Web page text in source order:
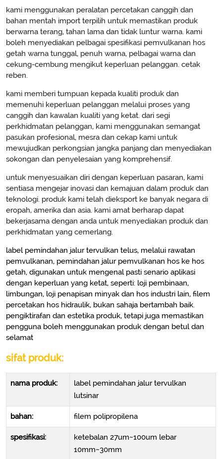
kami menggunakan peralatan percetakan canggih dan
bahan mentah import terpilih untuk memastikan produk
berwarna terang, tahan lama dan tidak luntur warna. kami
boleh menyediakan pelbagai spesifikasi pemvulkanan hos
getah warna tunggal, penuh warna, pelbagai warna dan
cekung-cembung mengikut keperluan pelanggan. cetak
reben.
kami memberi tumpuan kepada kualiti produk dan
memenuhi keperluan pelanggan melalui proses yang
canggih dan kawalan kualiti yang ketat. dari segi
perkhidmatan pelanggan, kami menggunakan semangat
pasukan profesional, mesra dan cekap kami untuk
mewujudkan perkongsian jangka panjang dan menyediakan
sokongan dan penyelesaian yang komprehensif.
untuk menyesuaikan diri dengan keperluan pasaran, kami
sentiasa mengejar inovasi dan kemajuan dalam produk dan
teknologi. produk kami telah dieksport ke banyak negara di
eropah, amerika dan asia. kami amat berharap dapat
bekerjasama dengan anda untuk menyediakan produk dan
perkhidmatan yang cemerlang.
label pemindahan jalur tervulkan telus, melalui rawatan
pemvulkanan, pemindahan jalur pemvulkanan hos ke hos
getah, digunakan untuk mengenal pasti senario aplikasi
dengan keperluan yang ketat, seperti: loji pembinaan,
limbungan, loji penapisan minyak dan hos industri lain, filem
percetakan hos hidraulik, bukan sahaja bertambah baik.
pengiktirafan dan estetika produk, tetapi juga memastikan
pengguna boleh menggunakan produk dengan betul dan
selamat
sifat produk:
nama produk:
label pemindahan jalur tervulkan
lutsinar
bahan: filem polipropilena
spesifikasi:
ketebalan 27um~100um lebar
10mm~30mm